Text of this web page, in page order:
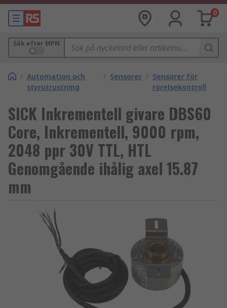
0
Sök efter MPN
/ Automation och
styrutrustning
/ Sensorer / Sensorer för
rörelsekontroll
SICK Inkrementell givare DBS60
Core, Inkrementell, 9000 rpm,
2048 ppr 30V TTL, HTL
Genomgående ihålig axel 15.87
mm